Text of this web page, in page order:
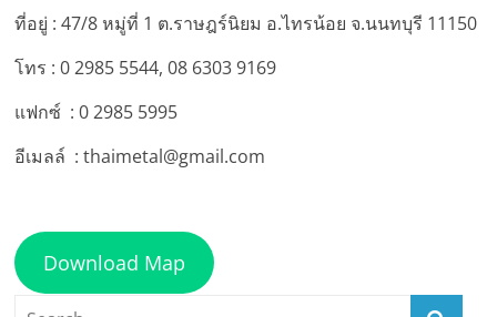
ที่อยู่ : 47/8 หมู่ที่ 1 ต.ราษฎร์นิยม อ.ไทรน้อย จ.นนทบุรี 11150
โทร : 0 2985 5544, 08 6303 9169
แฟกซ์ : 0 2985 5995
อีเมลล์ : thaimetal@gmail.com
Download Map